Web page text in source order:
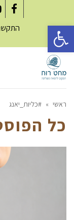
ראשי » #כליות_יאנג
כל
פתח סרגל נגישות